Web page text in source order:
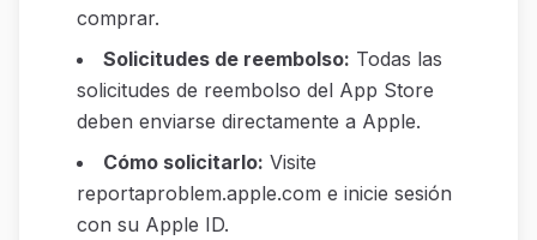
comprar.
Solicitudes de reembolso: Todas las
solicitudes de reembolso del App Store
deben enviarse directamente a Apple.
Cómo solicitarlo: Visite
reportaproblem.apple.com e inicie sesión
con su Apple ID.